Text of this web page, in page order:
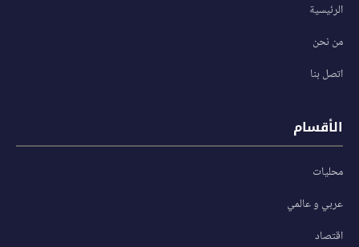
الرئيسية
من نحن
اتصل بنا
الأقسام
محليات
عربي و عالمي
اقتصاد